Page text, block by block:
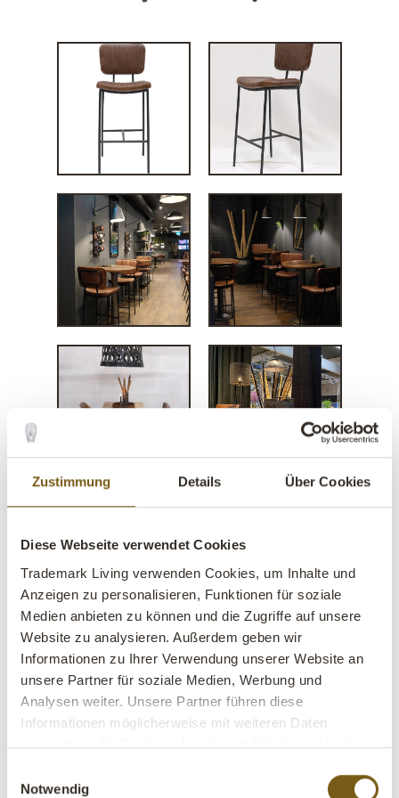
Zustimmung Details Über Cookies
Diese Webseite verwendet Cookies
Trademark Living verwenden Cookies, um Inhalte und
Anzeigen zu personalisieren, Funktionen für soziale
Medien anbieten zu können und die Zugriffe auf unsere
Website zu analysieren. Außerdem geben wir
Informationen zu Ihrer Verwendung unserer Website an
unsere Partner für soziale Medien, Werbung und
Analysen weiter. Unsere Partner führen diese
Informationen möglicherweise mit weiteren Daten
zusammen, die Sie ihnen bereitgestellt haben oder die
haben.
Notwendig
Astoria Barhocker -
gestepptes Leder
lens Auf Lager
Artikel
Nr.:
MA1142
VE: 2 Stück
Farbe: Braun
BITTE BEACHTEN – jeder Artikel ist ein Unikat